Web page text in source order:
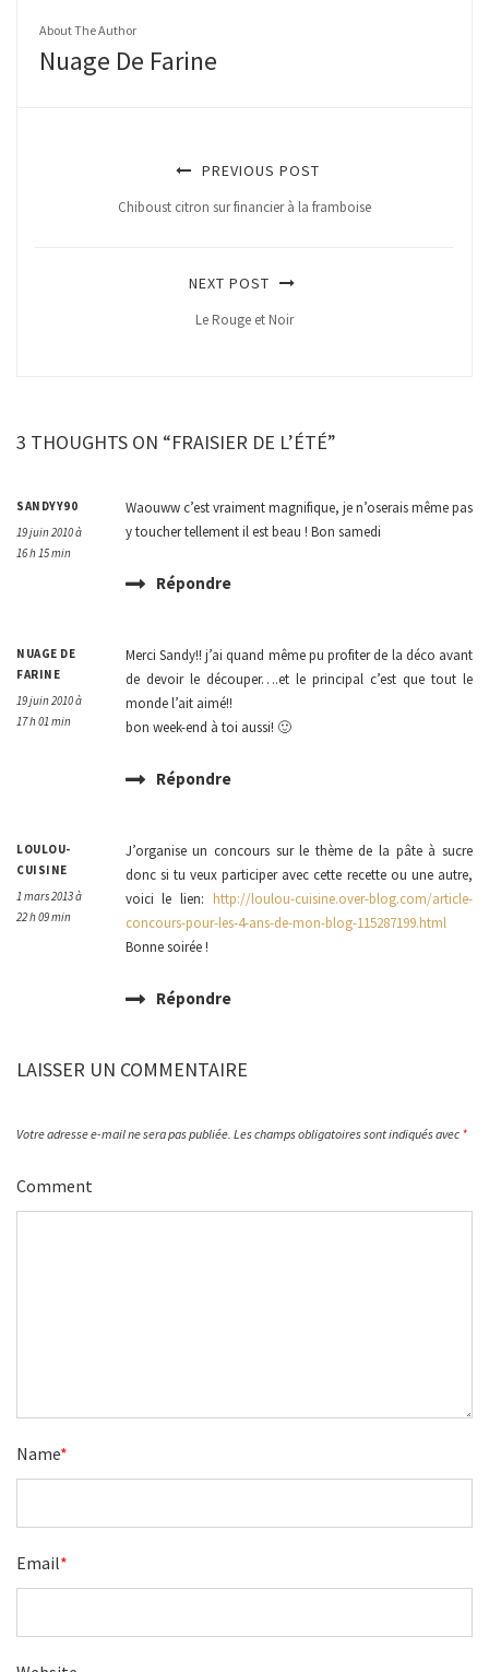
About The Author
Nuage De Farine
PREVIOUS POST
Chiboust citron sur financier à la framboise
NEXT POST
Le Rouge et Noir
3 THOUGHTS ON “FRAISIER DE L’ÉTÉ”
SANDYY90
19 juin 2010 à
16 h 15 min
Waouww c’est vraiment magnifique, je n’oserais même pas
y toucher tellement il est beau ! Bon samedi
Répondre
NUAGE DE
FARINE
19 juin 2010 à
17 h 01 min
Merci Sandy!! j’ai quand même pu profiter de la déco avant
de devoir le découper….et le principal c’est que tout le
monde l’ait aimé!!
bon week-end à toi aussi! 🙂
Répondre
LOULOU-
CUISINE
1 mars 2013 à
22 h 09 min
J’organise un concours sur le thème de la pâte à sucre
donc si tu veux participer avec cette recette ou une autre,
voici le lien: http://loulou-cuisine.over-blog.com/article-
concours-pour-les-4-ans-de-mon-blog-115287199.html
Bonne soirée !
Répondre
LAISSER UN COMMENTAIRE
Votre adresse e-mail ne sera pas publiée. Les champs obligatoires sont indiqués avec *
Comment
Name*
Email*